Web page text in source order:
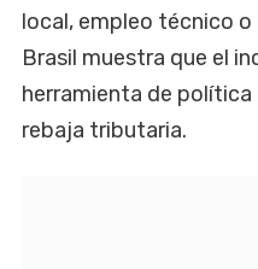
local, empleo técnico
Brasil muestra que el
herramienta de política
rebaja tributaria.